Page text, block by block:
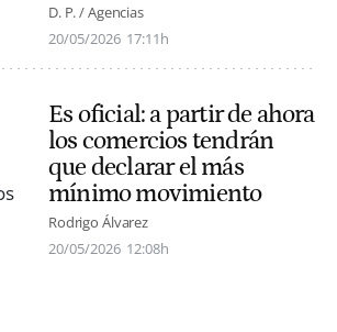
D. P. / Agencias
20/05/2026 17:11h
Es oficial: a partir de ahora
los comercios tendrán
que declarar el más
mínimo movimiento
Rodrigo Álvarez
20/05/2026 12:08h